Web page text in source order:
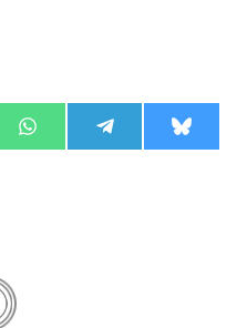
Share
on
Share
on
Share
on